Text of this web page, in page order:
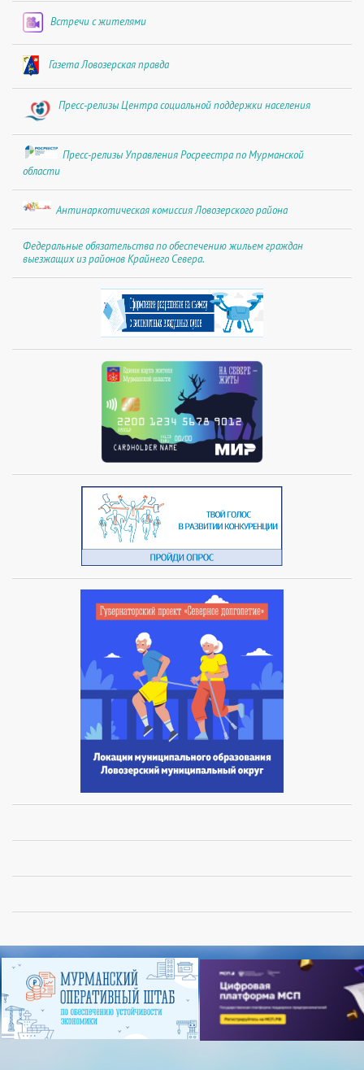
Встречи с жителями
Газета Ловозерская правда
Пресс-релизы Центра социальной поддержки населения
Пресс-релизы Управления Росреестра по Мурманской
области
Антинаркотическая комиссия Ловозерского района
Федеральные обязательства по обеспечению жильем граждан
выезжащих из районов Крайнего Севера.